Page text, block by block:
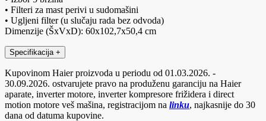
• Filteri za mast perivi u sudomašini
• Ugljeni filter (u slučaju rada bez odvoda)
Dimenzije (ŠxVxD): 60x102,7x50,4 cm
Specifikacija +
Kupovinom Haier proizvoda u periodu od 01.03.2026. -
30.09.2026. ostvarujete pravo na produženu garanciju na Haier
aparate, inverter motore, inverter kompresore frižidera i direct
motion motore veš mašina, registracijom na linku, najkasnije do 30
dana od datuma kupovine.